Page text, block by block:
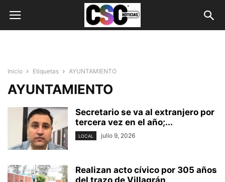
Inicio Etiquetas AYUNTAMIENTO
AYUNTAMIENTO
Secretario se va al extranjero por
tercera vez en el año;...
LOCAL julio 9, 2026
Realizan acto cívico por 305 años
del trazo de Villagrán